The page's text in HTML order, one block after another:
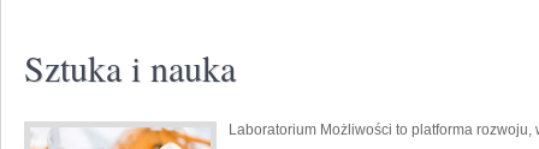
Sztuka i nauka
Laboratorium Możliwości to platforma